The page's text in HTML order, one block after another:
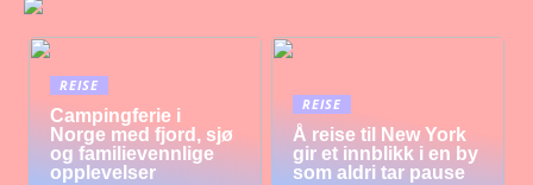
REISE
Campingferie i
Norge med fjord, sjø
og familievennlige
opplevelser
REISE
Å reise til New York
gir et innblikk i en by
som aldri tar pause